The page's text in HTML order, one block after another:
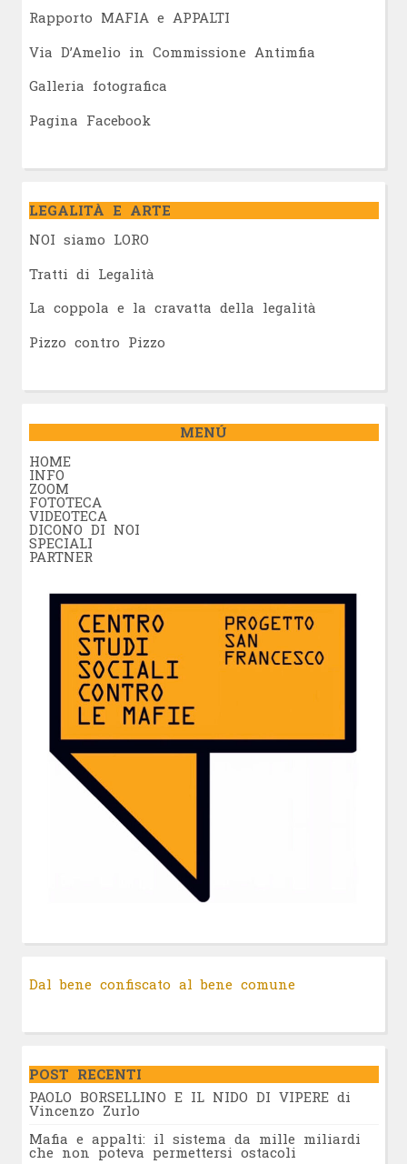
Rapporto MAFIA e APPALTI
Via D’Amelio in Commissione Antimfia
Galleria fotografica
Pagina Facebook
LEGALITÀ E ARTE
NOI siamo LORO
Tratti di Legalità
La coppola e la cravatta della legalità
Pizzo contro Pizzo
MENÚ
HOME
INFO
ZOOM
FOTOTECA
VIDEOTECA
DICONO DI NOI
SPECIALI
PARTNER
Dal bene confiscato al bene comune
POST RECENTI
PAOLO BORSELLINO E IL NIDO DI VIPERE di
Vincenzo Zurlo
Mafia e appalti: il sistema da mille miliardi
che non poteva permettersi ostacoli